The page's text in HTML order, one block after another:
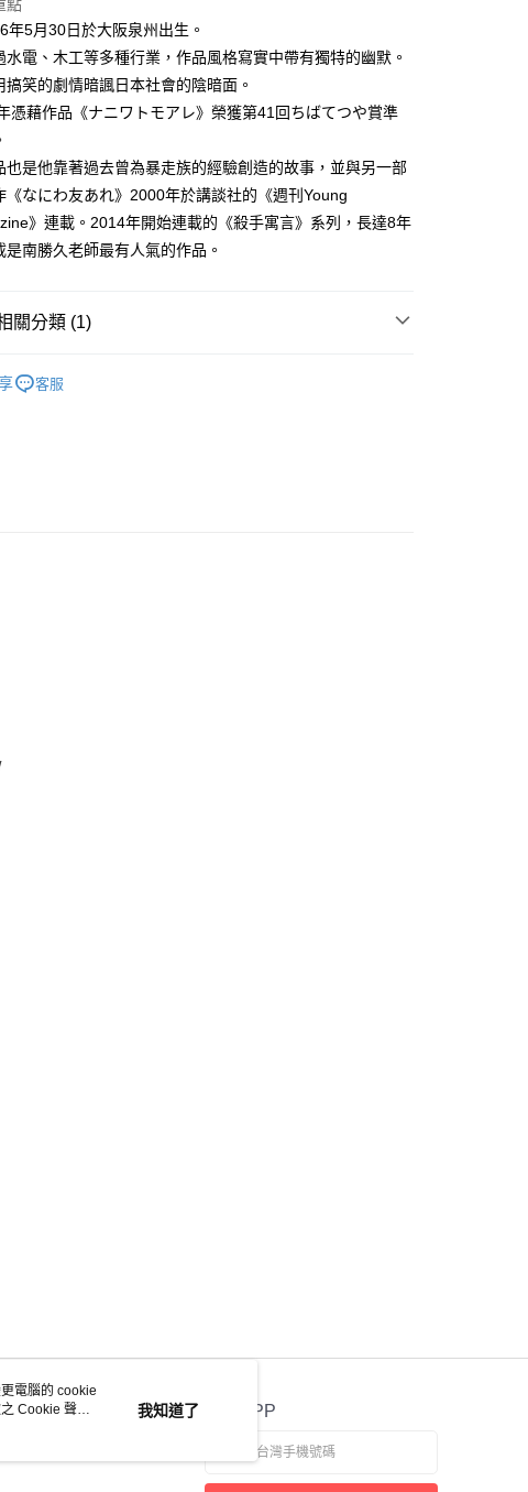
單成立數日內，您將收到繳費通知簡訊。
到繳費通知簡訊後14天內，點擊此簡訊中的連結，可透過四大超商
／網路銀行／等多元方式進行付款，方視為交易完成。
意：結帳手續完成當下不需立刻繳費，但若您需要取消訂單，請聯
商品的店家。未經商家同意取消之訂單仍視為有效，需透過AFTEE
付繳納相關費用。
是否成功請以「AFTEE先享後付 」之結帳頁面顯示為準，若有關於
支援中心」https://netprotections.freshdesk.com/support/home
事項】
透過由恩沛科技股份有限公司提供之「AFTEE先享後付」服務完成之
需依本服務之必要範圍內提供個人資料，並將交易相關給付款項請
aftee.tw/terms/#terms3
成年的使用者請事先徵得法定代理人或監護人之同意方可使用
用「AFTEE先享後付」時，將依據個別帳號之用戶狀況，依本公司
全家取貨
，滿NT$500(含以上)免運費
取貨付款
，滿NT$500(含以上)免運費
萊爾富取貨
，滿NT$500(含以上)免運費
貨付款
，滿NT$500(含以上)免運費
，滿NT$500(含以上)免運費
點
年5月30日於大阪泉州出生。
水電、木工等多種行業，作品風格寫實中帶有獨特的幽默。
搞笑的劇情暗諷日本社會的陰暗面。
憑藉作品《ナニワトモアレ》榮獲第41回ちばてつや賞準
也是他靠著過去曾為暴走族的經驗創造的故事，並與另一部
《なにわ友あれ》2000年於講談社的《週刊Young
》連載。2014年開始連載的《殺手寓言》系列，長達8年
是南勝久老師最有人氣的作品。
關分類 (1)
客服
官方APP
電腦的 cookie
Cookie 聲明
我知道了